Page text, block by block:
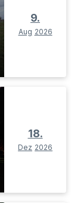
9.
Aug 2026
18.
Dez 2026